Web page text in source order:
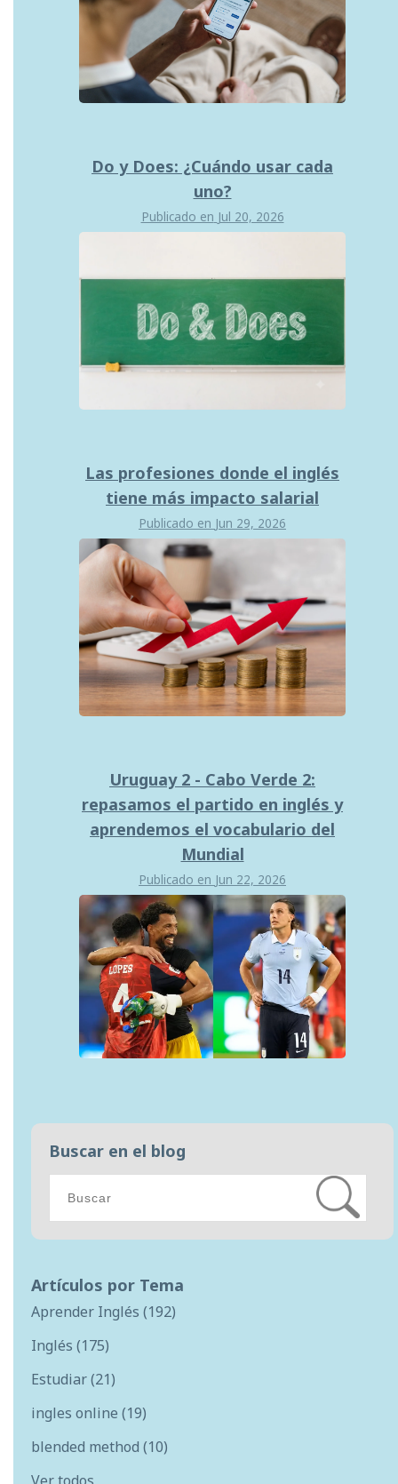
Do y Does: ¿Cuándo usar cada
uno?
Publicado en Jul 20, 2026
Las profesiones donde el inglés
tiene más impacto salarial
Publicado en Jun 29, 2026
Uruguay 2 - Cabo Verde 2:
repasamos el partido en inglés y
aprendemos el vocabulario del
Mundial
Publicado en Jun 22, 2026
Buscar en el blog
Artículos por Tema
Aprender Inglés (192)
Inglés (175)
Estudiar(21)
ingles online (19)
blended method (10)